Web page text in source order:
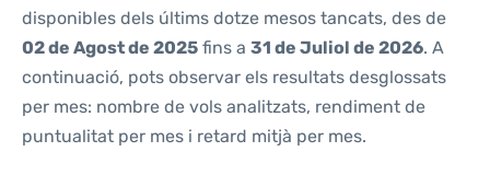
disponibles dels últims dotze mesos tancats, des de
02 de Agost de 2025 fins a 31 de Juliol de 2026. A
continuació, pots observar els resultats desglossats
per mes: nombre de vols analitzats, rendiment de
puntualitat per mes i retard mitjà per mes.